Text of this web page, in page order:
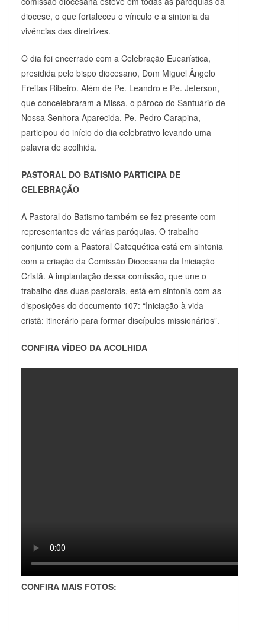
diocese, o que fortaleceu o vínculo e a sintonia da
vivências das diretrizes.
O dia foi encerrado com a Celebração Eucarística,
presidida pelo bispo diocesano, Dom Miguel Ângelo
Freitas Ribeiro. Além de Pe. Leandro e Pe. Jeferson,
que concelebraram a Missa, o pároco do Santuário de
Nossa Senhora Aparecida, Pe. Pedro Carapina,
participou do início do dia celebrativo levando uma
palavra de acolhida.
PASTORAL DO BATISMO PARTICIPA DE
CELEBRAÇÃO
A Pastoral do Batismo também se fez presente com
representantes de várias paróquias. O trabalho
conjunto com a Pastoral Catequética está em sintonia
com a criação da Comissão Diocesana da Iniciação
Cristã. A implantação dessa comissão, que une o
trabalho das duas pastorais, está em sintonia com as
disposições do documento 107: “Iniciação à vida
cristã: itinerário para formar discípulos missionários”.
CONFIRA VÍDEO DA ACOLHIDA
CONFIRA MAIS FOTOS: